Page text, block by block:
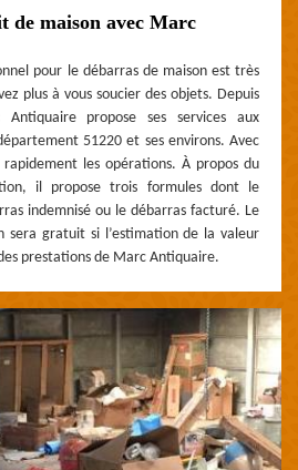
de maison avec Marc
pour le débarras de maison est très
plus à vous soucier des objets. Depuis
Antiquaire propose ses services aux
51220 et ses environs. Avec
les opérations. À propos du
il propose trois formules dont le
indemnisé ou le débarras facturé. Le
sera gratuit si l’estimation de la valeur
prestations de Marc Antiquaire.